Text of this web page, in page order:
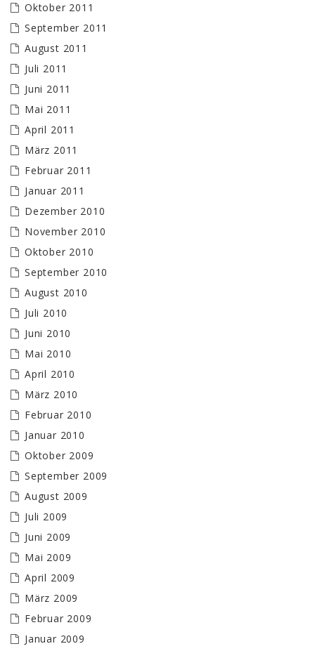
Oktober 2011
September 2011
August 2011
Juli 2011
Juni 2011
Mai 2011
April 2011
März 2011
Februar 2011
Januar 2011
Dezember 2010
November 2010
Oktober 2010
September 2010
August 2010
Juli 2010
Juni 2010
Mai 2010
April 2010
März 2010
Februar 2010
Januar 2010
Oktober 2009
September 2009
August 2009
Juli 2009
Juni 2009
Mai 2009
April 2009
März 2009
Februar 2009
Januar 2009